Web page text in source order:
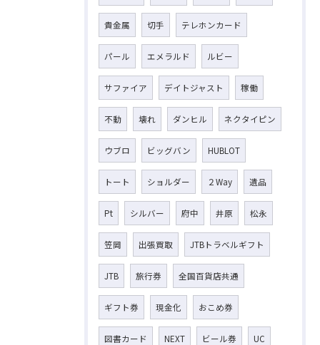
貴金属 切手 テレホンカード
パール エメラルド ルビー
サファイア デイトジャスト 稼働
不動 壊れ ダンヒル ネクタイピン
ウブロ ビッグバン HUBLOT
トート ショルダー ２Way 遺品
Pt シルバー 府中 井原 松永
笠岡 出張買取 JTBトラベルギフト
JTB 旅行券 全国百貨店共通
ギフト券 現金化 おこめ券
図書カード NEXT ビール券 UC